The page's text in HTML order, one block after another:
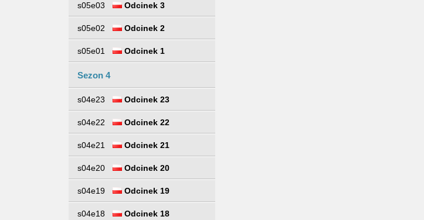
s05e03 Odcinek 3
s05e02 Odcinek 2
s05e01 Odcinek 1
Sezon 4
s04e23 Odcinek 23
s04e22 Odcinek 22
s04e21 Odcinek 21
s04e20 Odcinek 20
s04e19 Odcinek 19
s04e18 Odcinek 18